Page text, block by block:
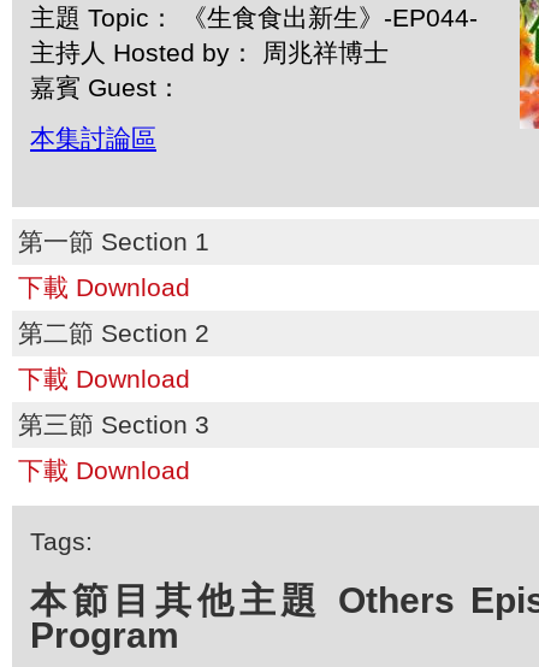
主題 Topic： 《生食食出新生》-EP044-
主持人 Hosted by： 周兆祥博士
嘉賓 Guest：
本集討論區
第一節 Section 1
下載 Download
第二節 Section 2
下載 Download
第三節 Section 3
下載 Download
Tags:
本節目其他主題 Others
Program